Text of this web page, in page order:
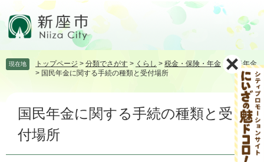
頭飛 現在地 トップページ > 分類でさがす > くらし > 税金・保険・年金 >国民年金
> 国民年金に関する手続の種類と受付場所
国民年金に関する手続の種類と受
付場所